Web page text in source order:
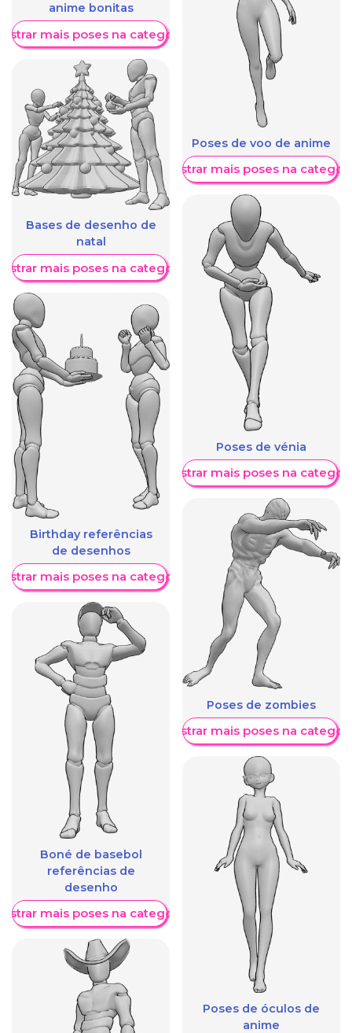
anime bonitas
mais poses na categoria
Bases de desenho de
natal
mais poses na categoria
Birthday referências
de desenhos
mais poses na categoria
Boné de basebol
referências de
desenho
mais poses na categoria
Poses de voo de anime
Mostrar mais poses na
Poses de vénia
Mostrar mais poses na
Poses de zombies
Mostrar mais poses na
Poses de óculos de
anime